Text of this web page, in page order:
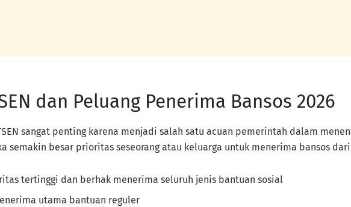
dan Peluang Penerima Bansos 2026
sangat penting karena menjadi salah satu acuan pemerintah dalam
semakin besar prioritas seseorang atau keluarga untuk menerima bansos
tertinggi dan berhak menerima seluruh jenis bantuan sosial
utama bantuan reguler